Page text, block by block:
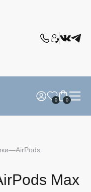
0 0
AirPods
Max